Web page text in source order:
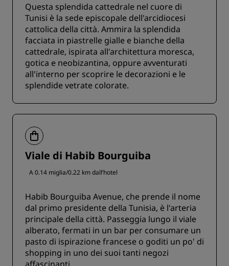
Questa splendida cattedrale nel cuore di
Tunisi è la sede episcopale dell'arcidiocesi
cattolica della città. Ammira la splendida
facciata in piastrelle gialle e bianche della
cattedrale, ispirata all'architettura moresca,
gotica e neobizantina, oppure avventurati
all'interno per scoprire le decorazioni e le
splendide vetrate colorate.
Viale di Habib Bourguiba
A 0.14 miglia/0.22 km dall’hotel
Habib Bourguiba Avenue, che prende il nome
dal primo presidente della Tunisia, è l'arteria
principale della città. Passeggia lungo il viale
alberato, fermati in un bar per consumare un
pasto di ispirazione francese o goditi un po' di
shopping in uno dei suoi tanti negozi